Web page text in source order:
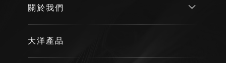
關於我們
大洋產品